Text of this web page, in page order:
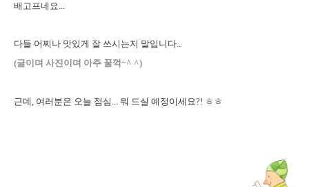
배고프네요...
다들 어찌나 맛있게 잘 쓰시는지 말입니다..
(글이며 사진이며 아주 꿀꺽~^ ^)
근데, 여러분은 오늘 점심... 뭐 드실 예정이세요?! ㅎㅎ